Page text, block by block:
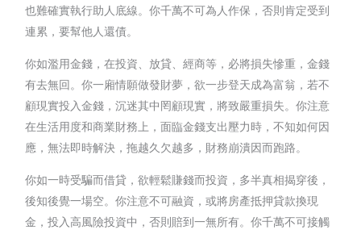
也難確實執行助人底線。你千萬不可為人作保，否則肯定受到
連累，要幫他人還債。
你如濫用金錢，在投資、放貸、經商等，必將損失慘重，金錢
有去無回。你一廂情願做發財夢，欲一步登天成為富翁，若不
顧現實投入金錢，沉迷其中罔顧現實，將致嚴重損失。你注意
在生活用度和商業財務上，面臨金錢支出壓力時，不知如何因
應，無法即時解決，拖越久欠越多，財務崩潰因而跑路。
你如一時受騙而借貸，欲輕鬆賺錢而投資，多半真相揭穿後，
後知後覺一場空。你注意不可融資，或將房產抵押貸款換現
金，投入高風險投資中，否則賠到一無所有。你千萬不可接觸